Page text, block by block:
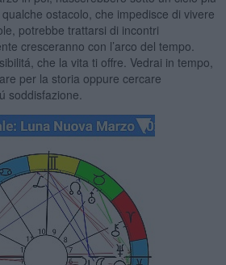
ostacolo, che impedisce di vivere
potrebbe trattarsi di incontri
cresceranno con l’arco del tempo.
che la vita ti offre. Vedrai in tempo,
per la storia oppure cercare
soddisfazione.